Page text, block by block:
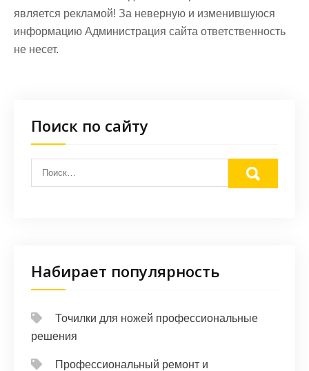
является рекламой! За неверную и изменившуюся
информацию Администрация сайта ответственность
не несет.
Поиск по сайту
Набирает популярность
Точилки для ножей профессиональные
решения
Профессиональный ремонт и